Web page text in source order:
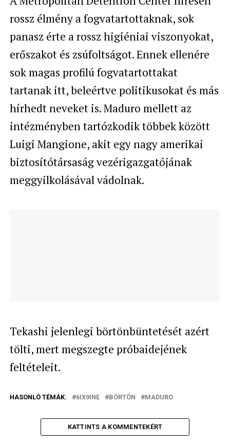
rossz élmény a fogvatartottaknak, sok
panasz érte a rossz higiéniai viszonyokat,
erőszakot és zsúfoltságot. Ennek ellenére
sok magas profilú fogvatartottakat
tartanak itt, beleértve politikusokat és más
hírhedt neveket is. Maduro mellett az
intézményben tartózkodik többek között
Luigi Mangione, akit egy nagy amerikai
biztosítótársaság vezérigazgatójának
meggyilkolásával vádolnak.
Tekashi jelenlegi börtönbüntetését azért
tölti, mert megszegte próbaidejének
feltételeit.
HASONLÓ TÉMÁK: 6IX9INE BÖRTÖN MADURO
KATTINTS A KOMMENTEKÉRT